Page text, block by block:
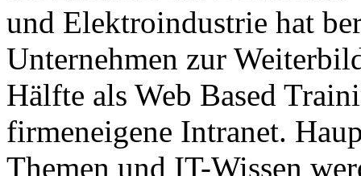
und Elektroindustrie hat
Unternehmen zur
Hälfte als Web Based
firmeneigene Intranet.
Themen und IT-Wissen